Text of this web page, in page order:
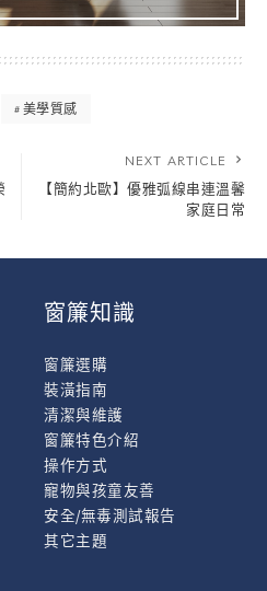
美學質感
NEXT ARTICLE
【簡約北歐】優雅弧線串連溫馨
家庭日常
窗簾知識
窗簾選購
裝潢指南
清潔與維護
窗簾特色介紹
操作方式
寵物與孩童友善
安全/無毒測試報告
其它主題